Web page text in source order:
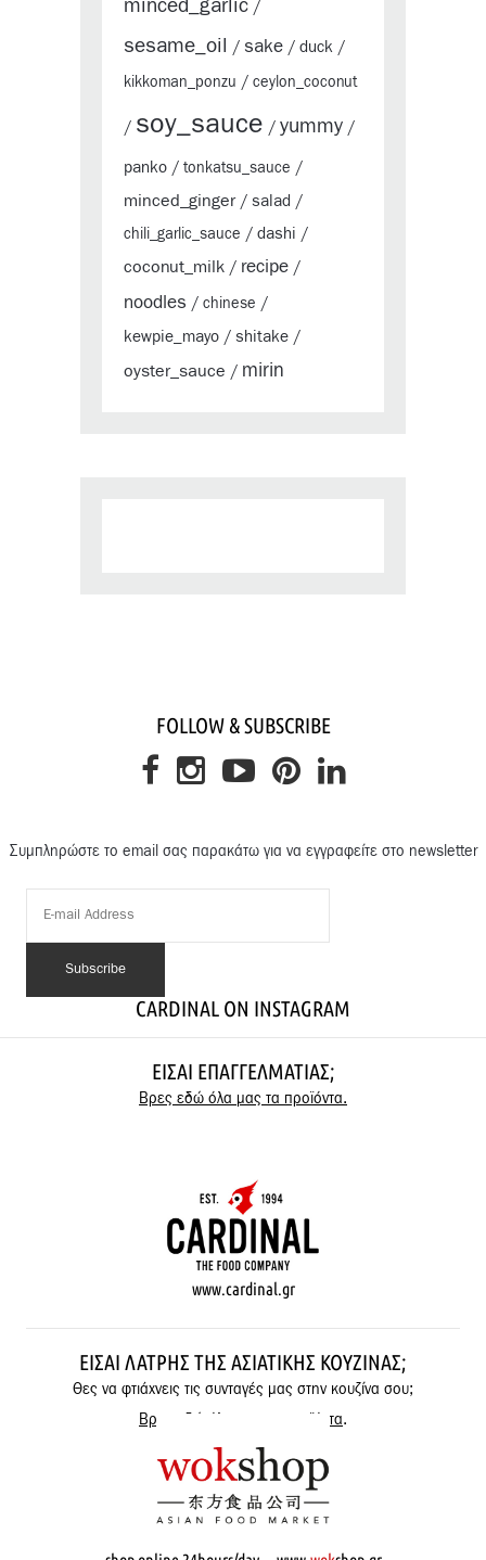
minced_garlic /
sesame_oil / sake / duck /
kikkoman_ponzu / ceylon_coconut
/ soy_sauce / yummy /
panko / tonkatsu_sauce /
minced_ginger/ salad /
chili_garlic_sauce / dashi /
coconut_milk / recipe /
noodles / chinese /
kewpie_mayo / shitake /
oyster_sauce / mirin
FOLLOW & SUBSCRIBE
Συμπληρώστε το email σας παρακάτω για να εγγραφείτε στο newsletter
CARDINAL ON INSTAGRAM
ΕΊΣΑΙ ΕΠΑΓΓΕΛΜΑΤΊΑΣ;
Βρες εδώ όλα μας τα προϊόντα.
www.cardinal.gr
ΕΊΣΑΙ ΛΆΤΡΗΣ ΤΗΣ ΑΣΙΑΤΙΚΉΣ ΚΟΥΖΊΝΑΣ;
Θες να φτιάχνεις τις συνταγές μας στην κουζίνα σου;
Βρες εδώ όλα μας τα προϊόντα.